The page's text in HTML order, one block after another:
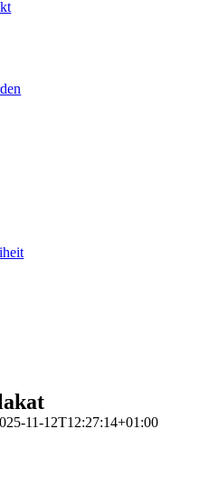
11-12T12:27:14+01:00